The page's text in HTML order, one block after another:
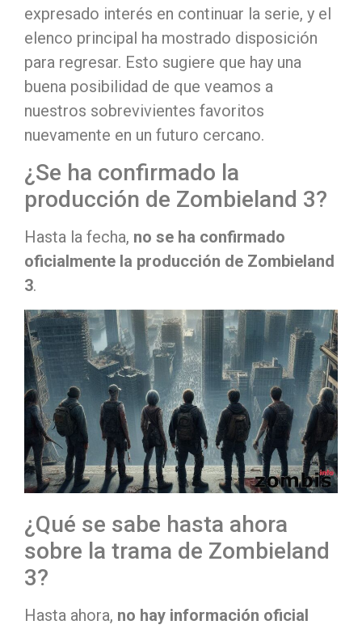
expresado interés en continuar la serie, y el
elenco principal ha mostrado disposición
para regresar. Esto sugiere que hay una
buena posibilidad de que veamos a
nuestros sobrevivientes favoritos
nuevamente en un futuro cercano.
¿Se ha confirmado la
producción de Zombieland 3?
Hasta la fecha, no se ha confirmado
oficialmente la producción de Zombieland
3.
¿Qué se sabe hasta ahora
sobre la trama de Zombieland
3?
Hasta ahora, no hay información oficial